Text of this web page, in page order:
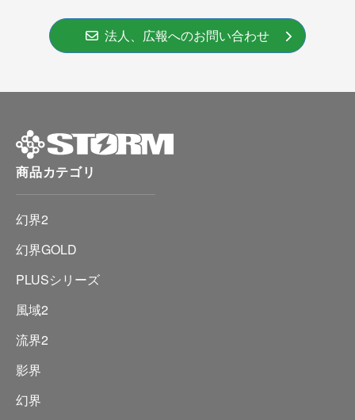
法人、広報へのお問い合わせ
商品カテゴリ
幻界2
幻界GOLD
PLUSシリーズ
風域2
流界2
影界
幻界